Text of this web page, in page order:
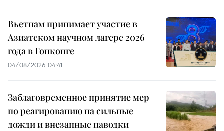
Вьетнам принимает участие в
Азиатском научном лагере 2026
года в Гонконге
04/08/2026 04:41
Заблаговременное принятие мер
по реагированию на сильные
дожди и внезапные паводки